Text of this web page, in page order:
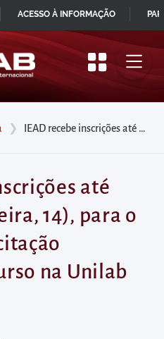
❯ IEAD recebe inscrições até hoje (quinta-feira, 14), para o Curso de capacitação “Criando um curso na Unilab Virtual”
até
14), para o
na Unilab
IR
PARA
CONTEÚDO
ACESSO À INFORMAÇÃO